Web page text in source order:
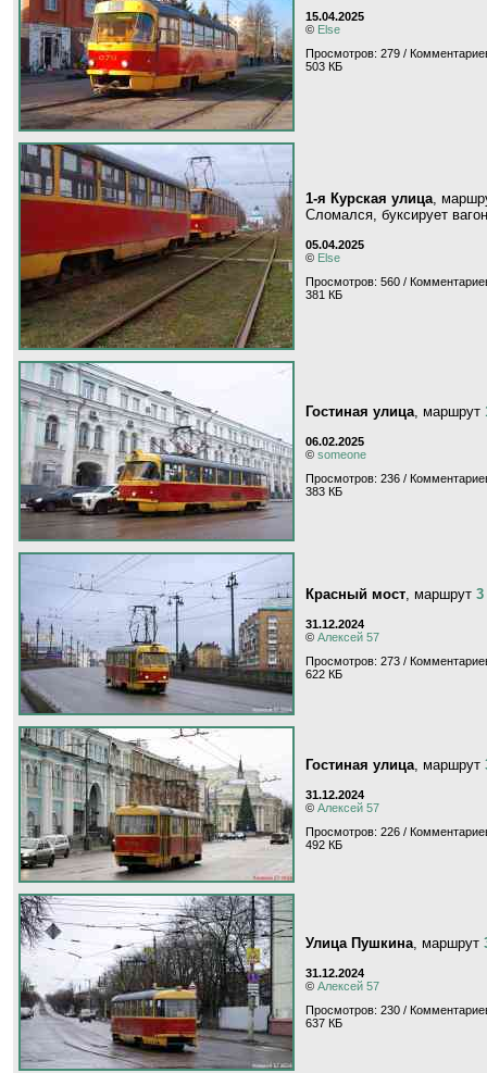
15.04.2025
© Else
Просмотров: 279 /
503 КБ
1-я Курская улица,
Сломался, буксирует
05.04.2025
© Else
Просмотров: 560 /
381 КБ
Гостиная улица, маршрут
06.02.2025
© someone
Просмотров: 236 /
383 КБ
Красный мост, маршрут 3
31.12.2024
© Алексей 57
Просмотров: 273 /
622 КБ
Гостиная улица, маршрут
31.12.2024
© Алексей 57
Просмотров: 226 /
492 КБ
Улица Пушкина, маршрут
31.12.2024
© Алексей 57
Просмотров: 230 /
637 КБ